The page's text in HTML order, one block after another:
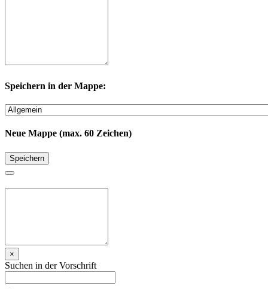
Speichern in der Mappe:
Neue Mappe (max. 60 Zeichen)
Speichern
×
Suchen in der Vorschrift